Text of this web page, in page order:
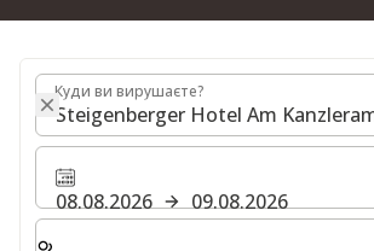
Куди ви вирушаєте?
Куди ви вирушаєте?
08.08.2026
09.08.2026
Виберіть кількість кімнат та